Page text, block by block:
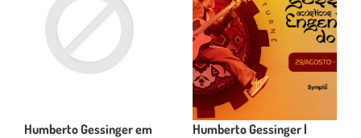
Humberto Gessinger em
Humberto Gessinger |